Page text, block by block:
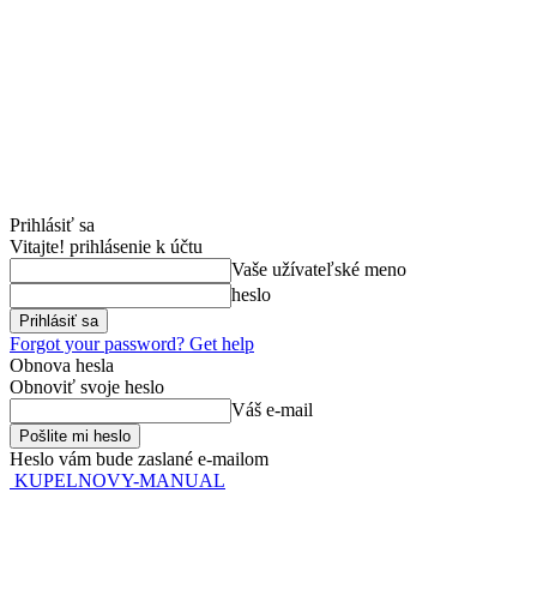
Prihlásiť sa
Vitajte! prihlásenie k účtu
Vaše užívateľské meno
heslo
Forgot your password? Get help
Obnova hesla
Obnoviť svoje heslo
Váš e-mail
Heslo vám bude zaslané e-mailom
KUPELNOVY-MANUAL